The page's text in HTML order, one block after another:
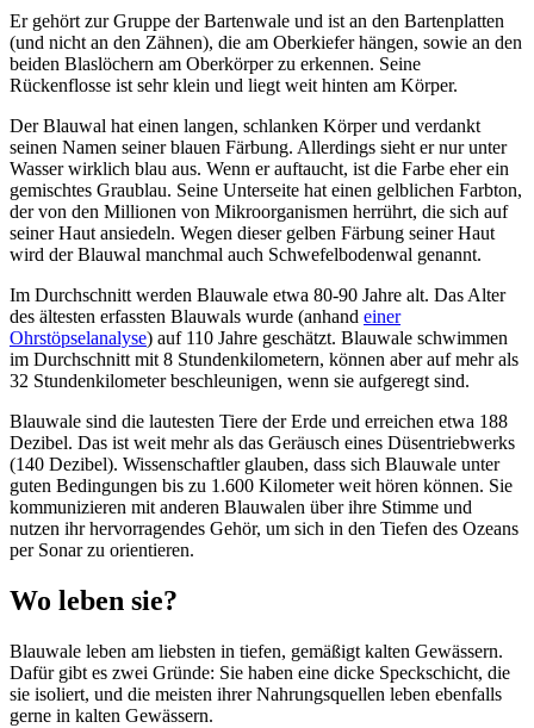
Er gehört zur Gruppe der Bartenwale und ist an den Bartenplatten
(und nicht an den Zähnen), die am Oberkiefer hängen, sowie an den
beiden Blaslöchern am Oberkörper zu erkennen. Seine
Rückenflosse ist sehr klein und liegt weit hinten am Körper.
Der Blauwal hat einen langen, schlanken Körper und verdankt
seinen Namen seiner blauen Färbung. Allerdings sieht er nur unter
Wasser wirklich blau aus. Wenn er auftaucht, ist die Farbe eher ein
gemischtes Graublau. Seine Unterseite hat einen gelblichen Farbton,
der von den Millionen von Mikroorganismen herrührt, die sich auf
seiner Haut ansiedeln. Wegen dieser gelben Färbung seiner Haut
wird der Blauwal manchmal auch Schwefelbodenwal genannt.
Im Durchschnitt werden Blauwale etwa 80-90 Jahre alt. Das Alter
des ältesten erfassten Blauwals wurde (anhand einer
Ohrstöpselanalyse) auf 110 Jahre geschätzt. Blauwale schwimmen
im Durchschnitt mit 8 Stundenkilometern, können aber auf mehr als
32 Stundenkilometer beschleunigen, wenn sie aufgeregt sind.
Blauwale sind die lautesten Tiere der Erde und erreichen etwa 188
Dezibel. Das ist weit mehr als das Geräusch eines Düsentriebwerks
(140 Dezibel). Wissenschaftler glauben, dass sich Blauwale unter
guten Bedingungen bis zu 1.600 Kilometer weit hören können. Sie
kommunizieren mit anderen Blauwalen über ihre Stimme und
nutzen ihr hervorragendes Gehör, um sich in den Tiefen des Ozeans
per Sonar zu orientieren.
Wo leben sie?
Blauwale leben am liebsten in tiefen, gemäßigt kalten Gewässern.
Dafür gibt es zwei Gründe: Sie haben eine dicke Speckschicht, die
sie isoliert, und die meisten ihrer Nahrungsquellen leben ebenfalls
gerne in kalten Gewässern.